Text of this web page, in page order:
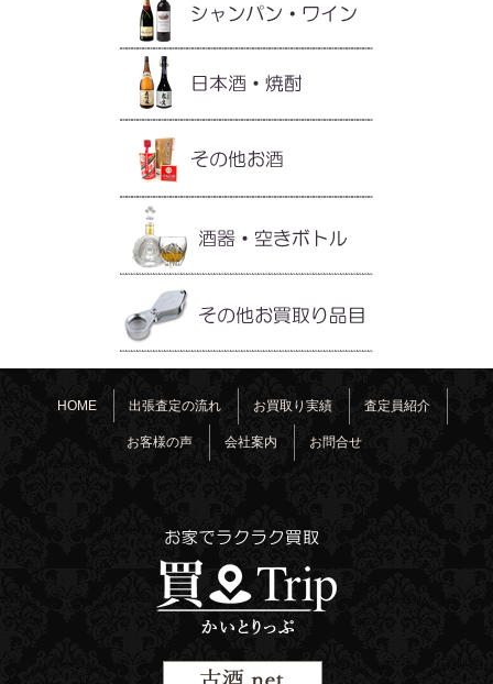
HOME 出張査定の流れ お買取り実績 査定員紹介
お客様の声 会社案内 お問合せ